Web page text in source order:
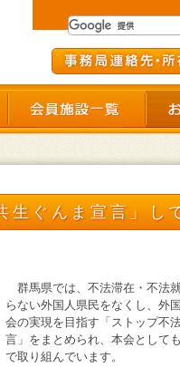
設協議会
施設のご利用について 会員
生ぐんま宣言」し
群馬県では、不法滞在・不法
らない外国人県民をなくし、外
会の実現を目指す「ストップ不
言」をまとめられ、本会として
で取り組んでいます。​